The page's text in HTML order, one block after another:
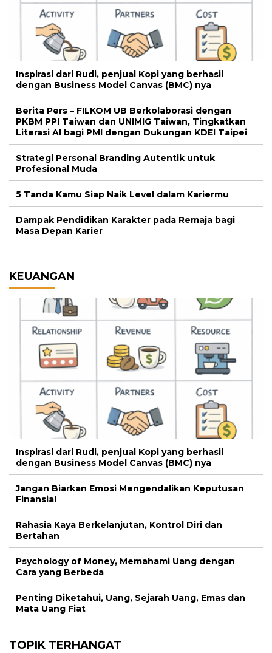
Inspirasi dari Rudi, penjual Kopi yang berhasil
dengan Business Model Canvas (BMC) nya
Berita Pers – FILKOM UB Berkolaborasi dengan
PKBM PPI Taiwan dan UNIMIG Taiwan, Tingkatkan
Literasi AI bagi PMI dengan Dukungan KDEI Taipei
Strategi Personal Branding Autentik untuk
Profesional Muda
5 Tanda Kamu Siap Naik Level dalam Kariermu
Dampak Pendidikan Karakter pada Remaja bagi
Masa Depan Karier
KEUANGAN
Inspirasi dari Rudi, penjual Kopi yang berhasil
dengan Business Model Canvas (BMC) nya
Jangan Biarkan Emosi Mengendalikan Keputusan
Finansial
Rahasia Kaya Berkelanjutan, Kontrol Diri dan
Bertahan
Psychology of Money, Memahami Uang dengan
Cara yang Berbeda
Penting Diketahui, Uang, Sejarah Uang, Emas dan
Mata Uang Fiat
TOPIK TERHANGAT